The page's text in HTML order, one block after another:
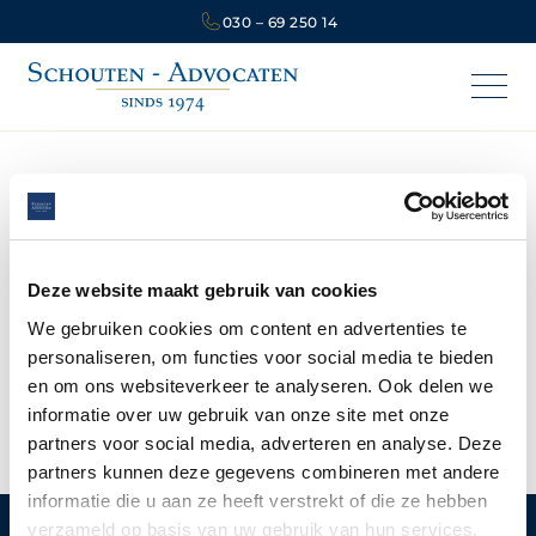
Deze website maakt gebruik van cookies
We gebruiken cookies om content en advertenties te
personaliseren, om functies voor social media te bieden
en om ons websiteverkeer te analyseren. Ook delen we
informatie over uw gebruik van onze site met onze
partners voor social media, adverteren en analyse. Deze
partners kunnen deze gegevens combineren met andere
informatie die u aan ze heeft verstrekt of die ze hebben
verzameld op basis van uw gebruik van hun services.
030 – 69 250 14
Vereffening
De wettelijke regels van het erfrecht die de
afwikkeling van een nalatenschap regelen als die
beneficiair is aanvaard.